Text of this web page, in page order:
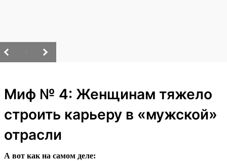
Миф № 4: Женщинам тяжело
строить карьеру в «мужской»
отрасли
А вот как на самом деле: